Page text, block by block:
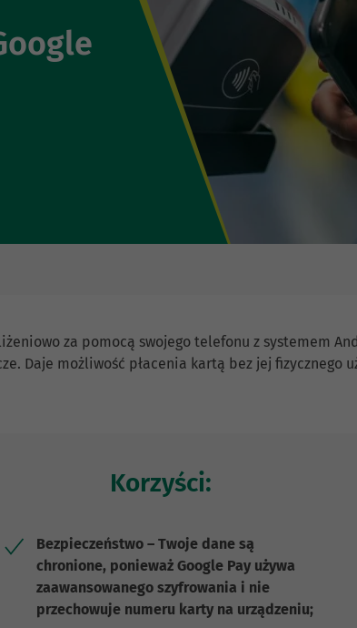
za pomocą swojego telefonu z systemem
Daje możliwość płacenia kartą bez jej fizycznego
Korzyści:
Bezpieczeństwo – Twoje dane są
chronione, ponieważ Google Pay używa
zaawansowanego szyfrowania i nie
przechowuje numeru karty na urządzeniu;